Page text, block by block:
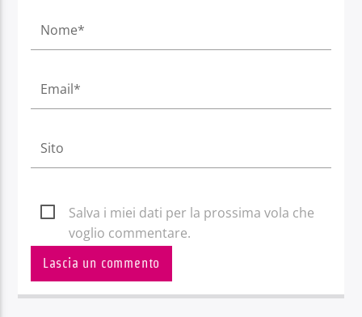
Salva i miei dati per la prossima vola che
voglio commentare.